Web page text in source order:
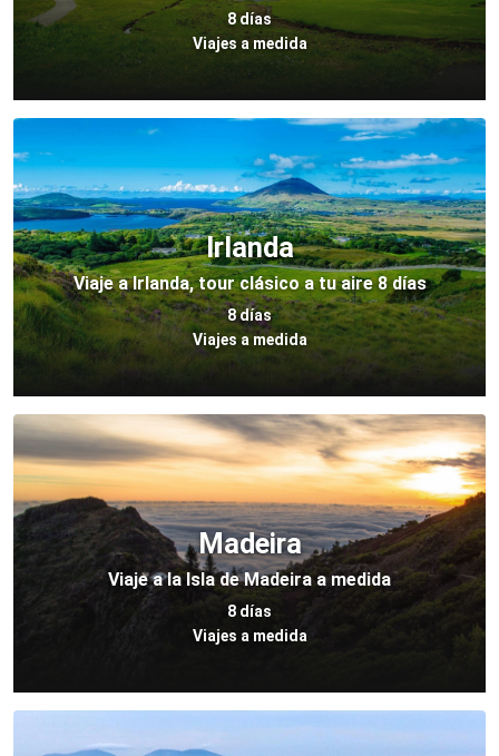
8 días
Viajes a medida
Irlanda
Viaje a Irlanda, tour clásico a tu aire 8 días
8 días
Viajes a medida
Madeira
Viaje a la Isla de Madeira a medida
8 días
Viajes a medida